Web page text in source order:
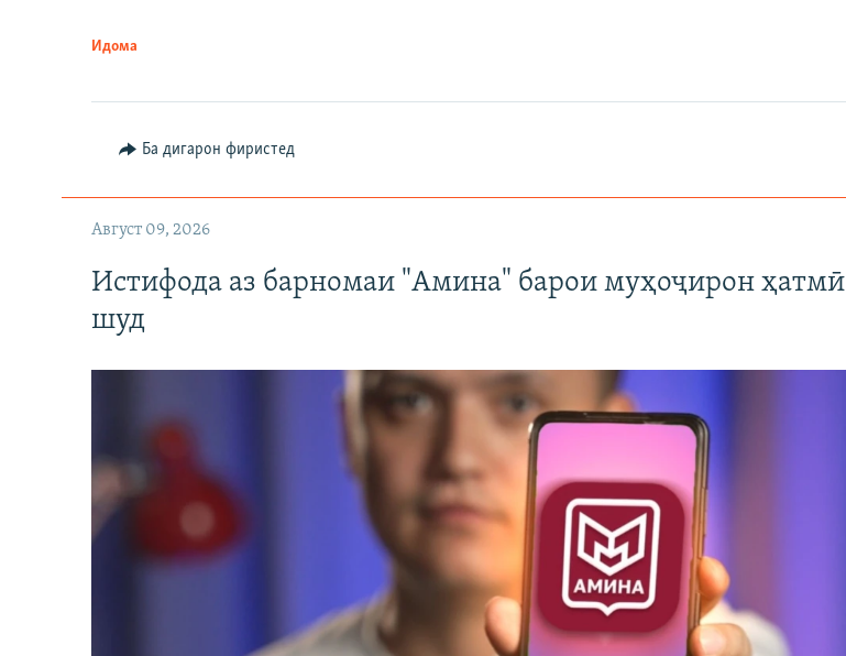
Идома
Ба дигарон фиристед
Август 09, 2026
Истифода аз барномаи "Амина" барои муҳоҷирон ҳатмӣ
шуд